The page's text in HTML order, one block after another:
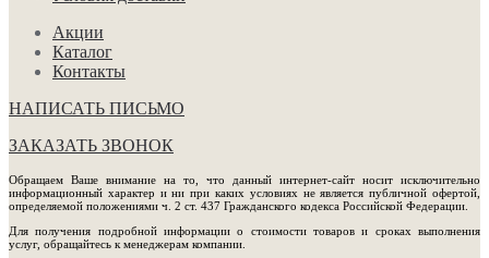
Акции
Каталог
Контакты
НАПИСАТЬ ПИСЬМО
ЗАКАЗАТЬ ЗВОНОК
Обращаем Ваше внимание на то, что данный интернет-сайт носит исключительно
информационный характер и ни при каких условиях не является публичной офертой,
определяемой положениями ч. 2 ст. 437 Гражданского кодекса Российской Федерации.
Для получения подробной информации о стоимости товаров и сроках выполнения
услуг, обращайтесь к менеджерам компании.